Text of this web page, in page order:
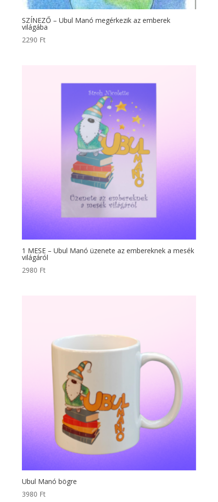
SZÍNEZŐ – Ubul Manó megérkezik az emberek
világába
2290 Ft
1 MESE – Ubul Manó üzenete az embereknek a mesék
világáról
2980 Ft
Ubul Manó bögre
3980 Ft